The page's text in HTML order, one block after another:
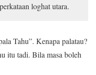
loghat utara.
Tahu”. Kenapa palatau?
itu tadi. Bila masa boleh